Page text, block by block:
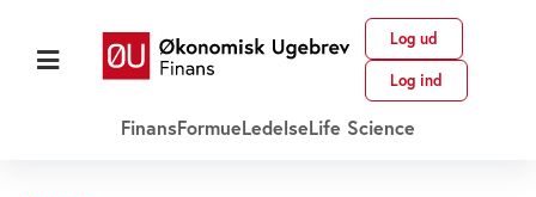
Log ud
Log ind
FinansFormueLedelseLife Science